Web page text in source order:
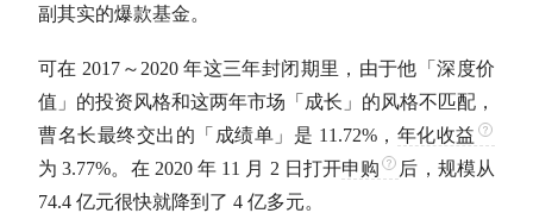
副其实的爆款基金。
可在 2017～2020 年这三年封闭期里，由于他「深度价
值」的投资风格和这两年市场「成长」的风格不匹配，
曹名长最终交出的「成绩单」是 11.72%， 年化收益
为 3.77%。在 2020 年 11 月 2 日打开申购
后，规模从
74.4 亿元很快就降到了 4 亿多元。